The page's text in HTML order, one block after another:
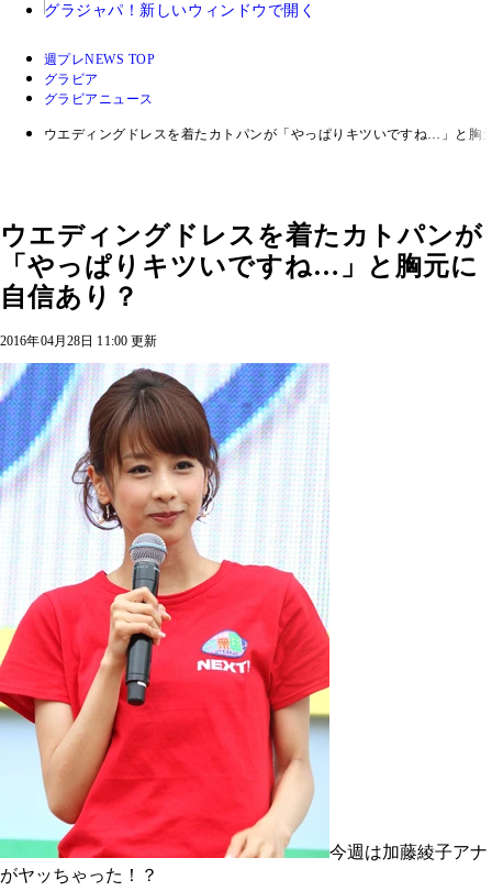
グラジャパ！ 新しいウィンドウで開く
週プレNEWS TOP
グラビア
グラビアニュース
ウエディングドレスを着たカトパンが「やっぱりキツいですね…」と胸
ウエディングドレスを着たカトパンが
「やっぱりキツいですね…」と胸元に
自信あり？
2016年04月28日 11:00 更新
今週は加藤綾子アナ
がヤッちゃった！？